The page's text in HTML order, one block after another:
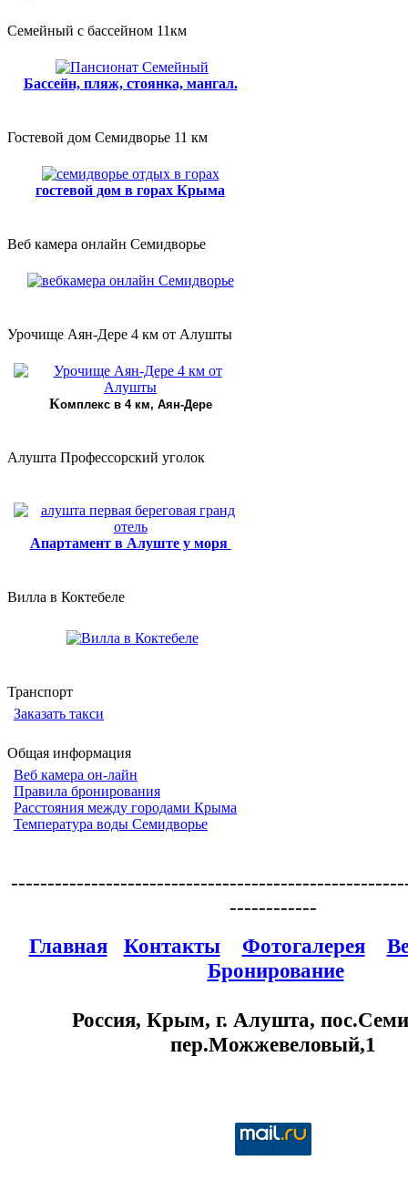
Семейный с бассейном 11км
Бассейн, пляж, стоянка, мангал.
Гостевой дом Семидворье 11 км
гостевой дом в горах Крыма
Веб камера онлайн Семидворье
Урочище Аян-Дере 4 км от Алушты
Комплекс в 4 км, Аян-Дере
Алушта Профессорский уголок
Апартамент в Алуште у моря
Вилла в Коктебеле
Транспорт
Заказать такси
Общая информация
Веб камера он-лайн
Правила бронирования
Расстояния между городами Крыма
Температура воды Семидворье
------------
Главная
Контакты Фотогалерея
Бронирование
Россия, Крым, г. Алушта,
пер.Можжевеловый,1